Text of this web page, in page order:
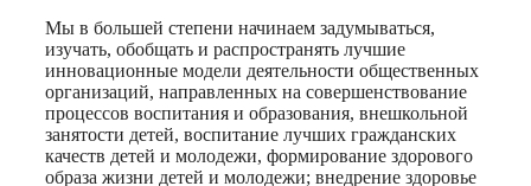
Мы в большей степени начинаем задумываться,
изучать, обобщать и распространять лучшие
инновационные модели деятельности общественных
организаций, направленных на совершенствование
процессов воспитания и образования, внешкольной
занятости детей, воспитание лучших гражданских
качеств детей и молодежи, формирование здорового
образа жизни детей и молодежи; внедрение здоровье